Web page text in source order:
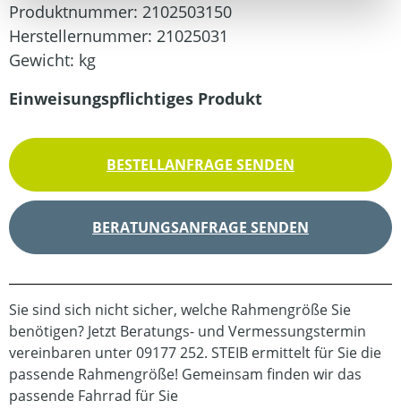
Produktnummer: 2102503150
Herstellernummer: 21025031
Gewicht: kg
Einweisungspflichtiges Produkt
BESTELLANFRAGE SENDEN
BERATUNGSANFRAGE SENDEN
Sie sind sich nicht sicher, welche Rahmengröße Sie
benötigen? Jetzt Beratungs- und Vermessungstermin
vereinbaren unter 09177 252. STEIB ermittelt für Sie die
passende Rahmengröße! Gemeinsam finden wir das
passende Fahrrad für Sie